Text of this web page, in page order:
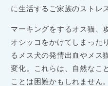
に生活するご家族のストレ
マーキングをするオス猫、
オシッコをかけてしまった
るメス犬の発情出血やメス
変化。これらは、自然なこ
ことは困難かもしれません。